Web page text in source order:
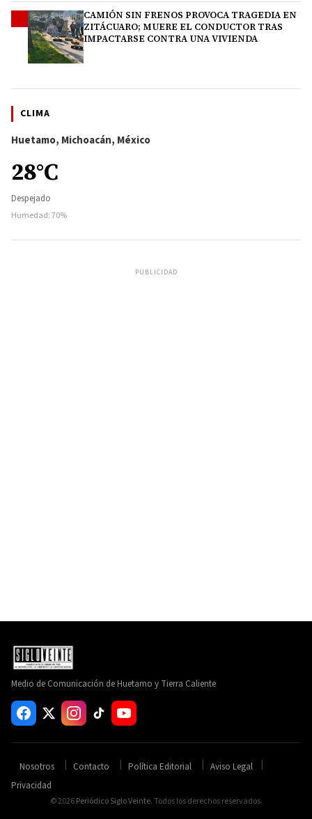
CAMIÓN SIN FRENOS PROVOCA TRAGEDIA EN
ZITÁCUARO; MUERE EL CONDUCTOR TRAS
IMPACTARSE CONTRA UNA VIVIENDA
CLIMA
Huetamo, Michoacán, México
28°C
Despejado
Humedad: 70%
PUBLICIDAD
Medio de Comunicación de Huetamo y Tierra Caliente
Nosotros Contacto Política Editorial
Aviso Legal
Privacidad
© 2026Periódico Siglo Veinte. Todos los derechos reservados.